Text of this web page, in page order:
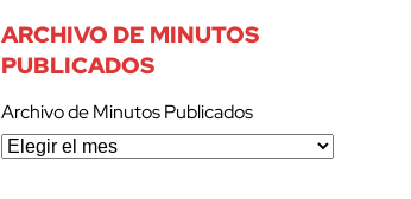
ARCHIVO DE MINUTOS
PUBLICADOS
Archivo de Minutos Publicados